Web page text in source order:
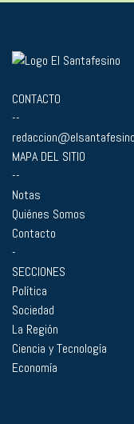
CONTACTO
--
MAPA DEL SITIO
--
Notas
Quiénes Somos
Contacto
-
SECCIONES
Política
Sociedad
La Región
Ciencia y Tecnología
Economía